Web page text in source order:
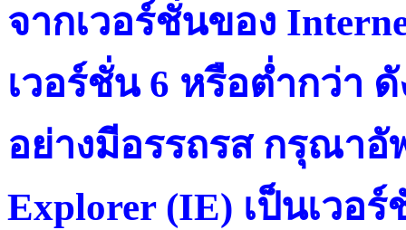
จากเวอร์ชั่นของ
เวอร์ชั่น 6 หรือต่ำกว่า
อย่างมีอรรถรส กรุณาอั
Explorer (IE) เป็นเวอ